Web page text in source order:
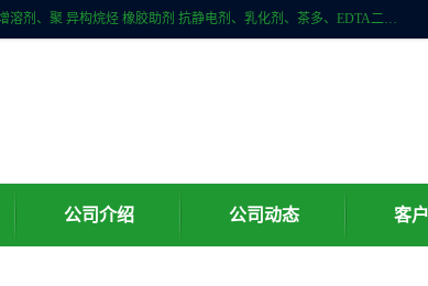
广州科珑化工有限公司位于广州增城区新塘镇，广州科珑化工有限公司是一家香精增溶剂、聚 异构烷烃 橡胶助剂 抗静电剂、乳化剂、茶多、EDTA二、清洗水等产品的经销批发。公司实力雄厚，重信用、守合同、保证产品质量，以多品种经营特色和薄利多销的原则，赢得了广大客户的信任。
公司介绍 公司动态 客